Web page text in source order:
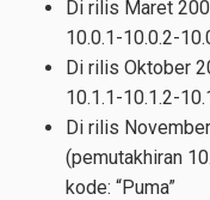
Di rilis Maret
10.0.1-10.0.2-
Di rilis Oktober
10.1.1-10.1.2-
Di rilis
(pemutakhiran
kode: “Puma”